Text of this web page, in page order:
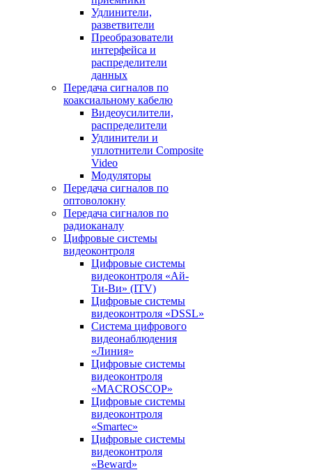
Удлинители,
разветвители
Преобразователи
интерфейса и
распределители
данных
Передача сигналов по
коаксиальному кабелю
Видеоусилители,
распределители
Удлинители и
уплотнители Сomposite
Video
Модуляторы
Передача сигналов по
оптоволокну
Передача сигналов по
радиоканалу
Цифровые системы
видеоконтроля
Цифровые системы
видеоконтроля «Ай-
Ти-Ви» (ITV)
Цифровые системы
видеоконтроля «DSSL»
Система цифрового
видеонаблюдения
«Линия»
Цифровые системы
видеоконтроля
«MACROSCOP»
Цифровые системы
видеоконтроля
«Smartec»
Цифровые системы
видеоконтроля
«Beward»